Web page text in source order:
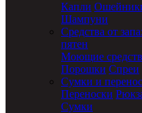
Капли
Шампуни
Средства от
пятен
Моющие
Порошки Спреи
Сумки и
Переноски
Сумки